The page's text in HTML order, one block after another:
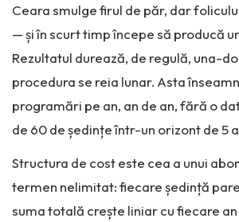
Ceara smulge firul de păr, dar
— și în scurt timp începe să producă
Rezultatul durează, de regulă, una-
procedura se reia lunar. Asta
programări pe an, an de an, fără o
de 60 de ședințe într-un orizont de 5
Structura de cost este cea a unui
termen nelimitat: fiecare ședință
suma totală crește liniar cu fiecare